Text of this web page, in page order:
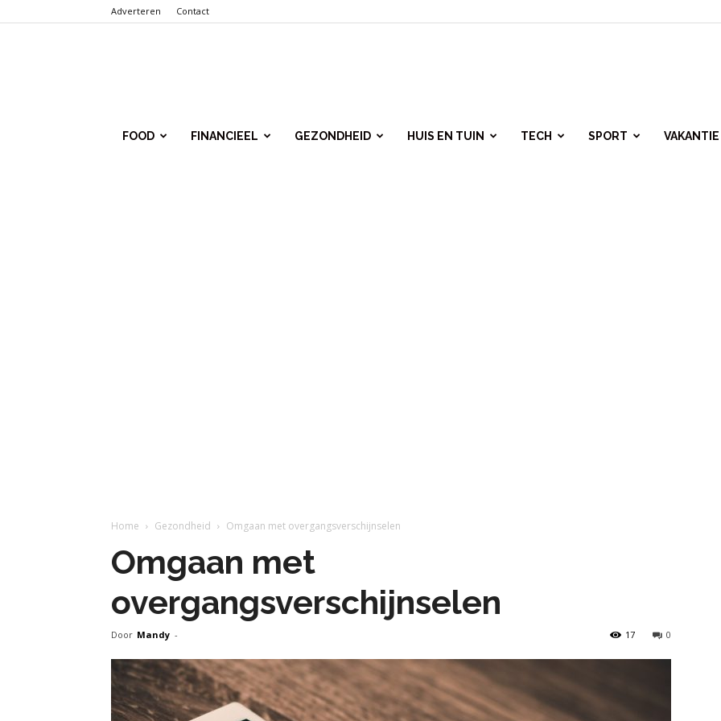
Adverteren Contact
FOOD FINANCIEEL GEZONDHEID HUIS EN TUIN TECH SPORT VAKANTIE
Home Gezondheid Omgaan met overgangsverschijnselen
Omgaan met
overgangsverschijnselen
Door Mandy - 0
17